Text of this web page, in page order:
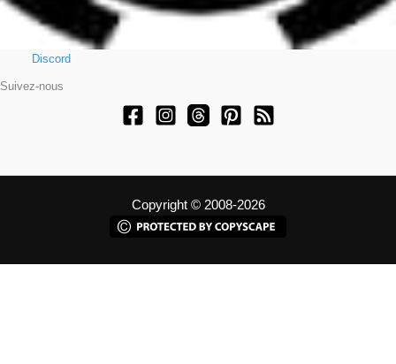
Discord
Suivez-nous
Copyright © 2008-2026